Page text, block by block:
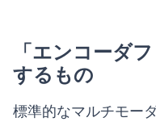
「エンコーダ
するもの
標準的なマルチモー